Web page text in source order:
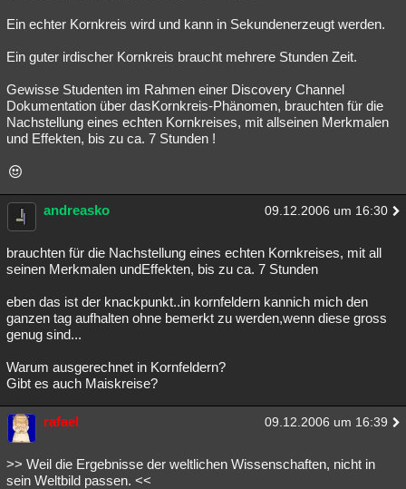
Ein echter Kornkreis wird und kann in Sekundenerzeugt werden.
Ein guter irdischer Kornkreis braucht mehrere Stunden Zeit.
Gewisse Studenten im Rahmen einer Discovery Channel
Dokumentation über dasKornkreis-Phänomen, brauchten für die
Nachstellung eines echten Kornkreises, mit allseinen Merkmalen
und Effekten, bis zu ca. 7 Stunden !
andreasko 09.12.2006 um 16:30
brauchten für die Nachstellung eines echten Kornkreises, mit all
seinen Merkmalen undEffekten, bis zu ca. 7 Stunden
eben das ist der knackpunkt..in kornfeldern kannich mich den
ganzen tag aufhalten ohne bemerkt zu werden,wenn diese gross
genug sind...
Warum ausgerechnet in Kornfeldern?
Gibt es auch Maiskreise?
rafael 09.12.2006 um 16:39
>> Weil die Ergebnisse der weltlichen Wissenschaften, nicht in
sein Weltbild passen. <<